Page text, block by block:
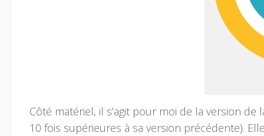
Côté matériel, il s’agit pour moi de la version
10 fois supérieures à sa version précédente).